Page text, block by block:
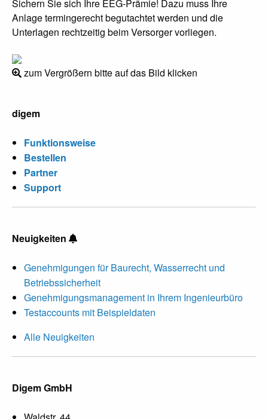
Sichern Sie sich Ihre EEG-Prämie! Dazu muss Ihre
Anlage termingerecht begutachtet werden und die
Unterlagen rechtzeitig beim Versorger vorliegen.
zum Vergrößern bitte auf das Bild klicken
digem
Funktionsweise
Bestellen
Partner
Support
Neuigkeiten
Genehmigungen für Baurecht, Wasserrecht und
Betriebssicherheit
Genehmigungsmanagement in Ihrem Ingenieurbüro
Testaccounts mit Beispieldaten
Alle Neuigkeiten
Digem GmbH